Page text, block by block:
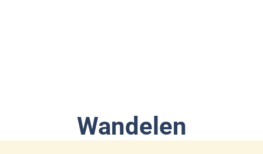
Wandelen